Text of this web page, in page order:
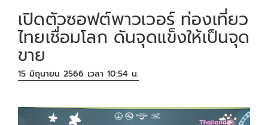
เปิดตัวซอฟต์พาวเวอร์ ท่องเที่ยว
ไทยเชื่อมโลก ดันจุดแข็งให้เป็นจุด
ขาย
15 มิถุนายน 2566 เวลา 10:54 น.